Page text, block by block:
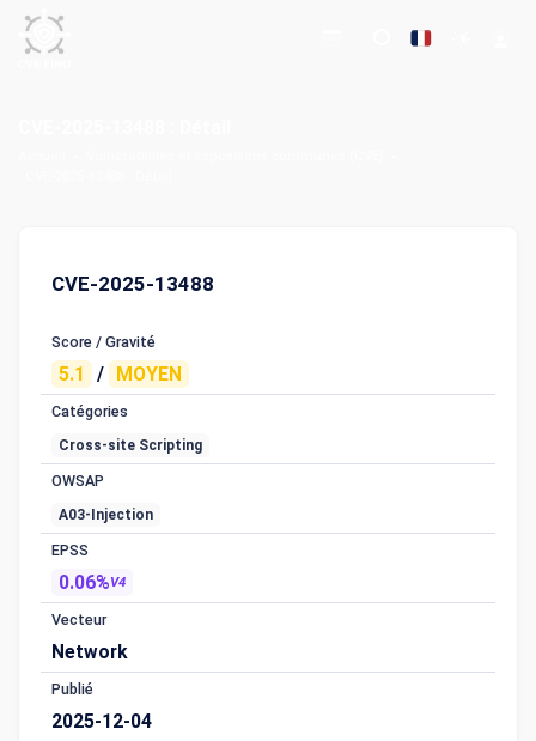
CVE-2025-13488
Score / Gravité
5.1 / MOYEN
Catégories
Cross-site Scripting
OWSAP
A03-Injection
EPSS
0.06%V4
Vecteur
Network
Publié
2025-12-04